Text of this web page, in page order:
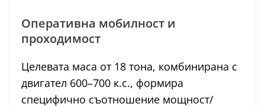
Оперативна мобилност и
проходимост
Целевата маса от 18 тона, комбинирана с
двигател 600–700 к.с., формира
специфично съотношение мощност/